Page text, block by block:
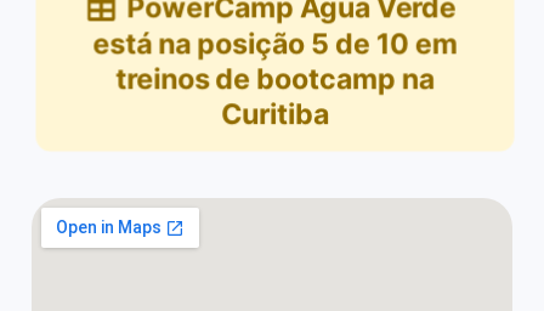
PowerCamp Água Verde
está na posição 5 de 10 em
treinos de bootcamp na
Curitiba